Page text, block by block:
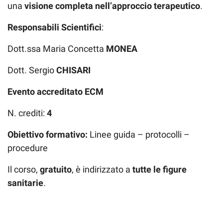
una visione completa nell’approccio terapeutico.
Responsabili Scientifici:
Dott.ssa Maria Concetta MONEA
Dott. SergioCHISARI
Evento accreditato ECM
N. crediti: 4
Obiettivo formativo: Linee guida – protocolli –
procedure
Il corso, gratuito, è indirizzato a tutte le figure
sanitarie.